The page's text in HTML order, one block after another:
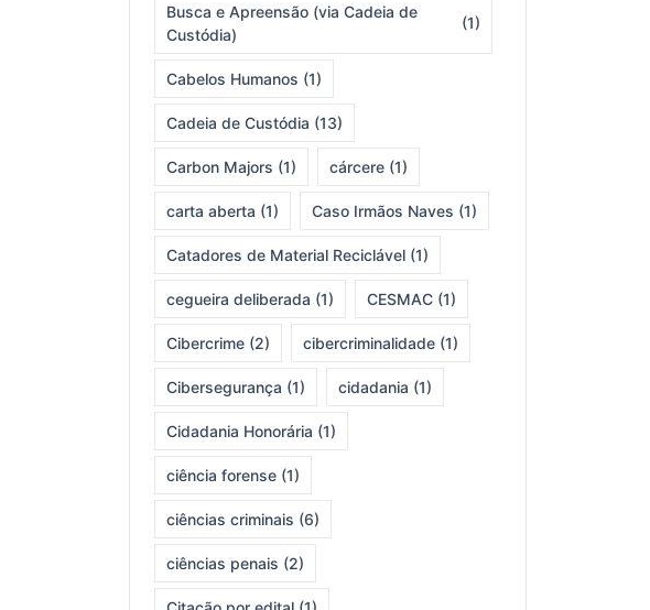
Busca e Apreensão (via Cadeia de
Custódia)
(1)
Cabelos Humanos (1)
Cadeia de Custódia (13)
Carbon Majors (1) cárcere(1)
carta aberta (1) Caso Irmãos Naves (1)
Catadores de Material Reciclável(1)
cegueira deliberada (1) CESMAC(1)
Cibercrime(2) cibercriminalidade(1)
Cibersegurança (1) cidadania (1)
Cidadania Honorária (1)
ciência forense(1)
ciências criminais (6)
ciências penais (2)